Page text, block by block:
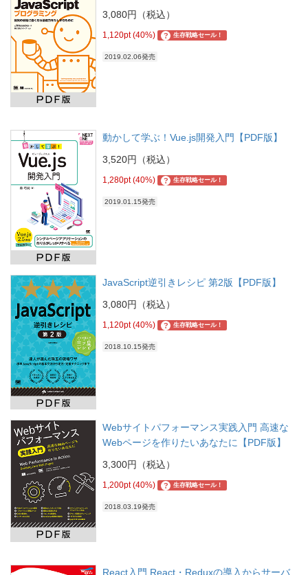
3,080円（税込）
1,120pt (40%) ? 生存戦略セール！
2019.02.06発売
動かして学ぶ！Vue.js開発入門【PDF版】
3,520円（税込）
1,280pt (40%) ? 生存戦略セール！
2019.01.15発売
JavaScript逆引きレシピ 第2版【PDF版】
3,080円（税込）
1,120pt (40%) ? 生存戦略セール！
2018.10.15発売
Webサイトパフォーマンス実践入門 高速な
Webページを作りたいあなたに【PDF版】
3,300円（税込）
1,200pt (40%) ? 生存戦略セール！
2018.03.19発売
React入門 React・Reduxの導入からサーバ